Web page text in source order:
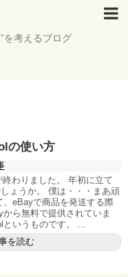
を考えるブログ
の使い方
わりました。 年初に立て
ょうか。 僕は・・・まあ頑
eBayで商品を発送する際
ら無料で提供されていま
いうものです。 ...
を読む